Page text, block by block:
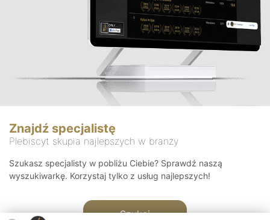
Znajdź specjalistę
Plebiscyt skupia najlepszych w branży
Szukasz specjalisty w pobliżu Ciebie? Sprawdź naszą
wyszukiwarkę. Korzystaj tylko z usług najlepszych!
Szukaj